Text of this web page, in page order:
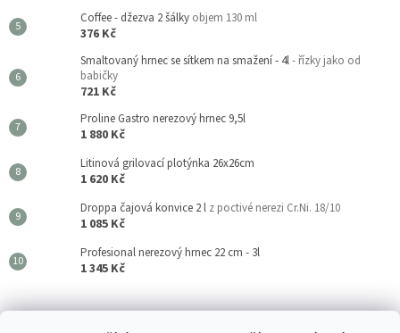
Coffee - džezva 2 šálky objem 130 ml
376 Kč
Smaltovaný hrnec se sítkem na smažení - 4l- řízky jako od
babičky
721 Kč
Proline Gastro nerezový hrnec 9,5l
1 880 Kč
Litinová grilovací plotýnka 26x26cm
1 620 Kč
Droppa čajová konvice 2 l z poctivé nerezi Cr.Ni. 18/10
1 085 Kč
Profesional nerezový hrnec 22 cm - 3l
1 345 Kč